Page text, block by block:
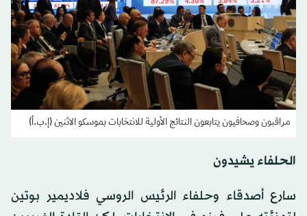
مراقبون وصحافيون يتابعون النتائج الأولية للانتخابات بموسكو الاثنين (إ.ب.أ)
الحلفاء يشيدون
سارع أصدقاء وحلفاء الرئيس الروسي فلاديمير بوتين